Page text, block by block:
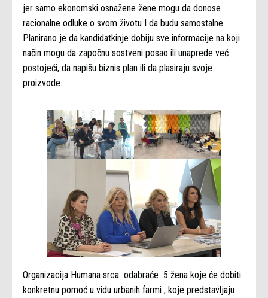
jer samo ekonomski osnažene žene mogu da donose
racionalne odluke o svom životu I da budu samostalne.
Planirano je da kandidatkinje dobiju sve informacije na koji
način mogu da započnu sostveni posao ili unaprede već
postojeći, da napišu biznis plan ili da plasiraju svoje
proizvode.
Organizacija Humana srca odabraće 5 žena koje će dobiti
konkretnu pomoć u vidu urbanih farmi , koje predstavljaju